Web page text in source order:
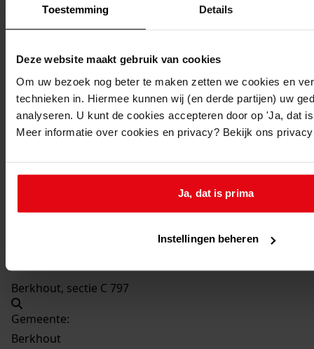
Toestemming Details
Deze website maakt gebruik van cookies
Om uw bezoek nog beter te maken zetten we cookies en
technieken in. Hiermee kunnen wij (en derde partijen) uw
analyseren. U kunt de cookies accepteren door op 'Ja, dat
Meer informatie over cookies en privacy? Bekijk ons
Ja, dat is prima
Instellingen beheren
Beschrijving:
18-08-1976
Adres:
Nieuw adres:
Berkhout, Dirk Laanstraat 26
Berkhout, sectie C 797
Gemeente:
Berkhout